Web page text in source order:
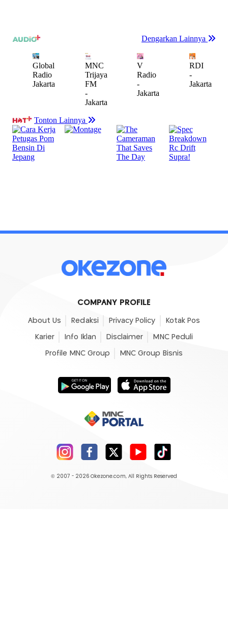
COMPANY PROFILE
About Us Redaksi Privacy Policy Kotak Pos
Karier Info Iklan Disclaimer MNC Peduli
Profile MNC Group MNC Group Bisnis
© 2007 - 2026 Okezone.com, All Rights Reserved